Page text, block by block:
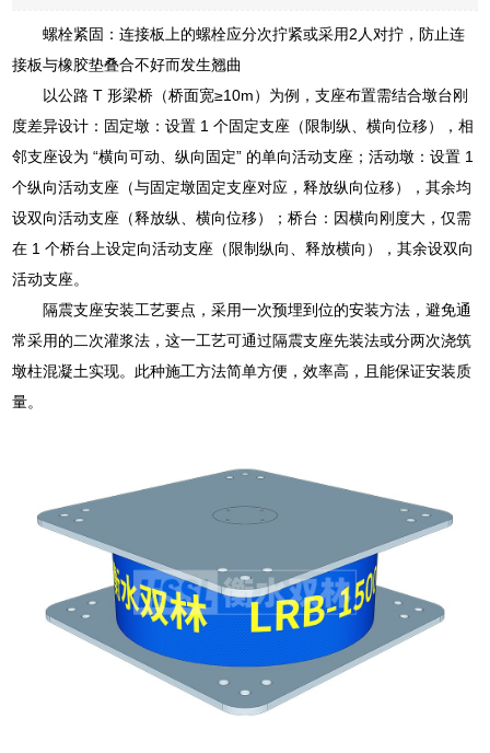
螺栓紧固：连接板上的螺栓应分次拧紧或采用2人对拧，防止连
接板与橡胶垫叠合不好而发生翘曲
以公路 T 形梁桥（桥面宽≥10m）为例，支座布置需结合墩台刚
度差异设计：固定墩：设置 1 个固定支座（限制纵、横向位移），相
邻支座设为 “横向可动、纵向固定” 的单向活动支座；活动墩：设置 1
个纵向活动支座（与固定墩固定支座对应，释放纵向位移），其余均
设双向活动支座（释放纵、横向位移）；桥台：因横向刚度大，仅需
在 1 个桥台上设定向活动支座（限制纵向、释放横向），其余设双向
活动支座。
隔震支座安装工艺要点，采用一次预埋到位的安装方法，避免通
常采用的二次灌浆法，这一工艺可通过隔震支座先装法或分两次浇筑
墩柱混凝土实现。此种施工方法简单方便，效率高，且能保证安装质
量。